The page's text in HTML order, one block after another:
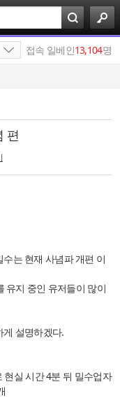
접속 일베인13,104명
편
는 현재 사념파 개편 이
유지 중인 유저들이 많이
설명하겠다.
현실 시간 4분 뒤 밀수업자